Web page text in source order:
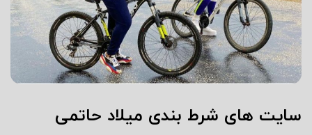
سایت های شرط بندی میلاد حاتمی